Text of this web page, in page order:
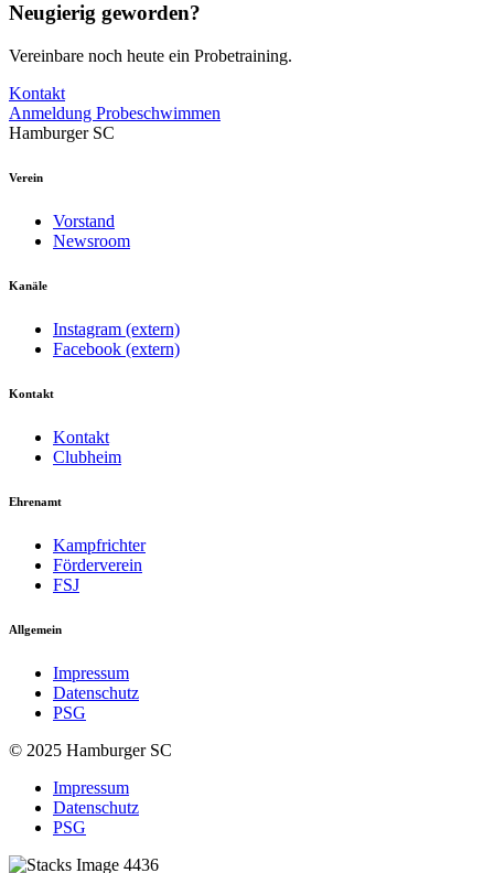
Neugierig geworden?
Vereinbare noch heute ein Probetraining.
Kontakt
Anmeldung Probeschwimmen
Hamburger SC
Verein
Vorstand
Newsroom
Kanäle
Instagram (extern)
Facebook (extern)
Kontakt
Kontakt
Clubheim
Ehrenamt
Kampfrichter
Förderverein
FSJ
Allgemein
Impressum
Datenschutz
PSG
© 2025 Hamburger SC
Impressum
Datenschutz
PSG